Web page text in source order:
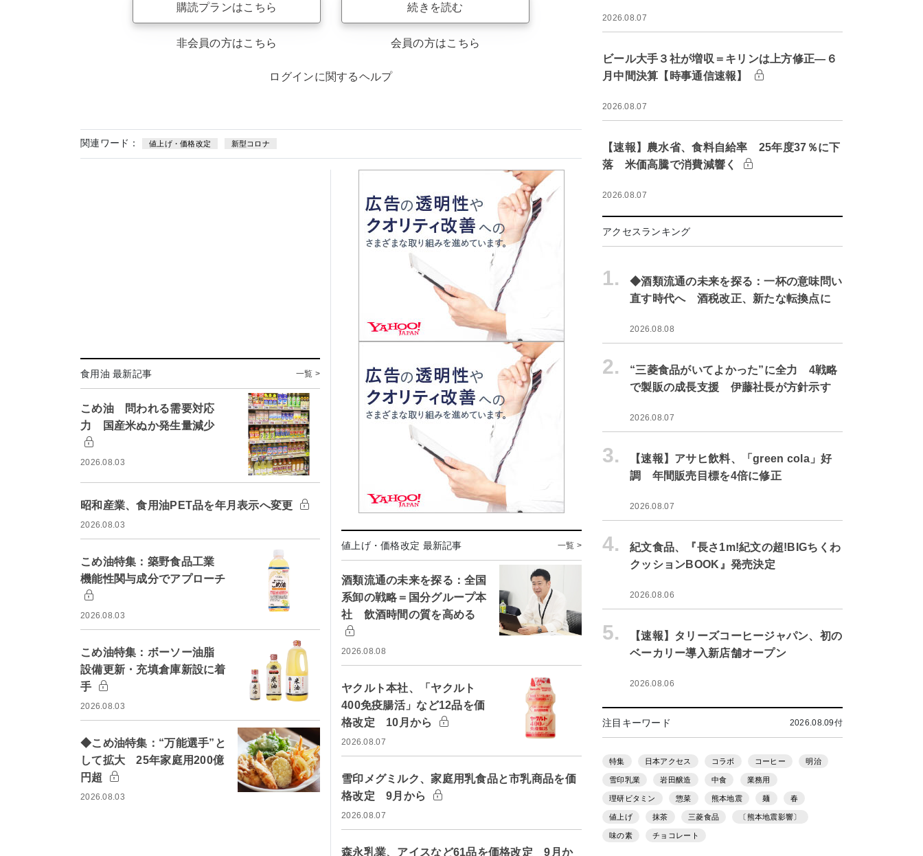
購読プランはこちら
非会員の方はこちら
続きを読む
会員の方はこちら
ログインに関するヘルプ
関連ワード： 値上げ・価格改定 新型コロナ
食用油 最新記事 一覧 >
こめ油 問われる需要対応
力 国産米ぬか発生量減少
2026.08.03
昭和産業、食用油PET品を年月表示へ変更
2026.08.03
こめ油特集：築野食品工業
機能性関与成分でアプローチ
2026.08.03
こめ油特集：ボーソー油脂
設備更新・充填倉庫新設に着
手
2026.08.03
◆こめ油特集：“万能選手”と
して拡大 25年家庭用200億
円超
2026.08.03
値上げ・価格改定 最新記事 一覧 >
酒類流通の未来を探る：全国
系卸の戦略＝国分グループ本
社 飲酒時間の質を高める
2026.08.08
ヤクルト本社、「ヤクルト
400免疫腸活」など12品を価
格改定 10月から
2026.08.07
雪印メグミルク、家庭用乳食品と市乳商品を価
格改定 9月から
2026.08.07
森永乳業、アイスなど61品を価格改定 9月か
2026.08.07
ビール大手３社が増収＝キリンは上方修正―６
月中間決算【時事通信速報】
2026.08.07
【速報】農水省、食料自給率 25年度37％に下
落 米価高騰で消費減響く
2026.08.07
アクセスランキング
1.
◆酒類流通の未来を探る：一杯の意味問い
直す時代へ 酒税改正、新たな転換点に
2026.08.08
2.
“三菱食品がいてよかった”に全力 4戦略
で製販の成長支援 伊藤社長が方針示す
2026.08.07
3.
【速報】アサヒ飲料、「green cola」好
調 年間販売目標を4倍に修正
2026.08.07
4.
紀文食品、『長さ1m!紀文の超!BIGちくわ
クッションBOOK』発売決定
2026.08.06
5.
【速報】タリーズコーヒージャパン、初の
ベーカリー導入新店舗オープン
2026.08.06
注目キーワード 2026.08.09付
特集 日本アクセス コラボ コーヒー 明治
雪印乳業 岩田醸造 中食 業務用
理研ビタミン 惣菜 熊本地震 麺 春
値上げ 抹茶 三菱食品 〔熊本地震影響〕
味の素 チョコレート